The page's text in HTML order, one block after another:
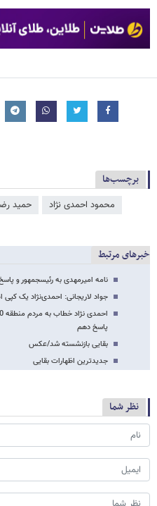
برچسب‌ها
محمود احمدی ‌نژاد حمید
خبرهای مرتبط
نامه امیرمهدی به رئیس​جمهور و
جواد لاریجانی: احمدی‌نژاد یک
پاسخ دهم
بقایی بازنشسته شد/عکس
جدیدترین اظهارات بقایی
نظر شما